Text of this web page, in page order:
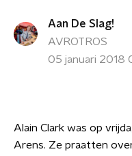
Aan De Slag!
AVROTROS
05 januari 2018
Alain Clark was op
Arens. Ze praatten